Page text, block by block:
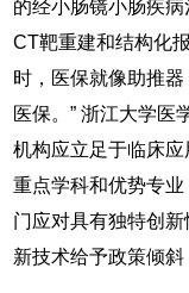
的经小肠镜小肠疾
CT靶重建和结构化
时，医保就像助推
医保。” 浙江大学医
机构应立足于临床
重点学科和优势专
门应对具有独特创
新技术给予政策倾斜